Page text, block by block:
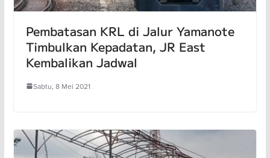
Pembatasan KRL di Jalur Yamanote
Timbulkan Kepadatan, JR East
Kembalikan Jadwal
Sabtu, 8 Mei 2021